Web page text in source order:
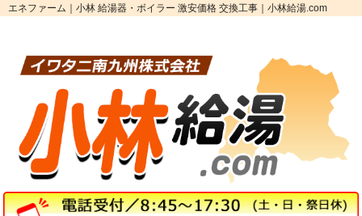
エネファーム｜小林 給湯器・ボイラー 激安価格 交換工事｜小林給湯.com